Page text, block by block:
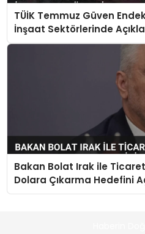
TÜİK Temmuz Güven
İnşaat Sektörlerinde
Bakan Bolat Irak ile
Dolara Çıkarma Hedefini